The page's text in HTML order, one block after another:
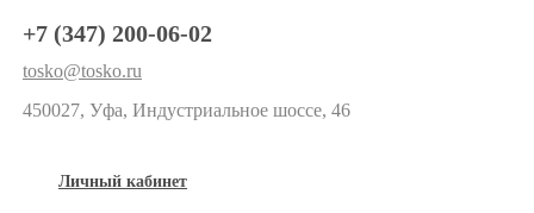
+7 (347) 200-06-02
tosko@tosko.ru
450027, Уфа, Индустриальное шоссе, 46
Личный кабинет